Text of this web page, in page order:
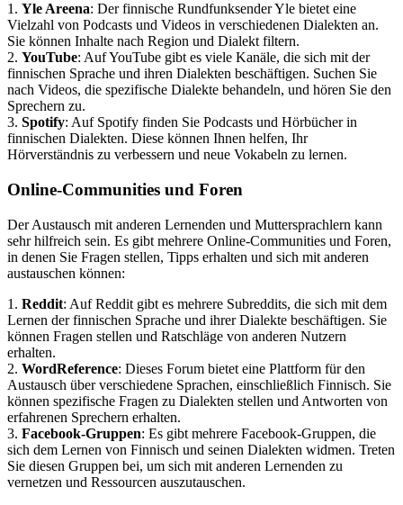
1. Yle Areena: Der finnische Rundfunksender Yle bietet eine
Vielzahl von Podcasts und Videos in verschiedenen Dialekten an.
Sie können Inhalte nach Region und Dialekt filtern.
2. YouTube: Auf YouTube gibt es viele Kanäle, die sich mit der
finnischen Sprache und ihren Dialekten beschäftigen. Suchen Sie
nach Videos, die spezifische Dialekte behandeln, und hören Sie den
Sprechern zu.
3. Spotify: Auf Spotify finden Sie Podcasts und Hörbücher in
finnischen Dialekten. Diese können Ihnen helfen, Ihr
Hörverständnis zu verbessern und neue Vokabeln zu lernen.
Online-Communities und Foren
Der Austausch mit anderen Lernenden und Muttersprachlern kann
sehr hilfreich sein. Es gibt mehrere Online-Communities und Foren,
in denen Sie Fragen stellen, Tipps erhalten und sich mit anderen
austauschen können:
1. Reddit: Auf Reddit gibt es mehrere Subreddits, die sich mit dem
Lernen der finnischen Sprache und ihrer Dialekte beschäftigen. Sie
können Fragen stellen und Ratschläge von anderen Nutzern
erhalten.
2. WordReference: Dieses Forum bietet eine Plattform für den
Austausch über verschiedene Sprachen, einschließlich Finnisch. Sie
können spezifische Fragen zu Dialekten stellen und Antworten von
erfahrenen Sprechern erhalten.
3. Facebook-Gruppen: Es gibt mehrere Facebook-Gruppen, die
sich dem Lernen von Finnisch und seinen Dialekten widmen. Treten
Sie diesen Gruppen bei, um sich mit anderen Lernenden zu
vernetzen und Ressourcen auszutauschen.